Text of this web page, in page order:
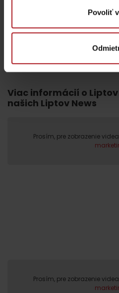
Povoliť
prenesie do stredoveku
Viac informácií o
našich Liptov News
Prosím, pre zobrazenie
Prosím, pre zobrazenie